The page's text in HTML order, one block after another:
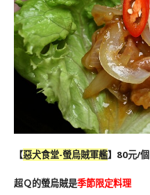
【惡犬食堂-螢烏賊軍艦】80元/個
超Ｑ的螢烏賊是季節限定料理